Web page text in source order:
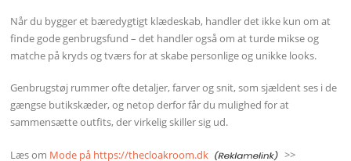
Når du bygger et bæredygtigt klædeskab, handler det ikke kun om at
finde gode genbrugsfund – det handler også om at turde mikse og
matche på kryds og tværs for at skabe personlige og unikke looks.
Genbrugstøj rummer ofte detaljer, farver og snit, som sjældent ses i de
gængse butikskæder, og netop derfor får du mulighed for at
sammensætte outfits, der virkelig skiller sig ud.
Læs om Mode på https://thecloakroom.dk >>